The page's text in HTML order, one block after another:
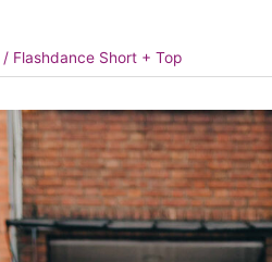
/ Flashdance Short + Top